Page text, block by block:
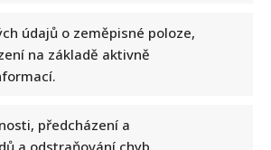
údajů o zeměpisné poloze,
na základě aktivně
předcházení a
a odstraňování chyb,